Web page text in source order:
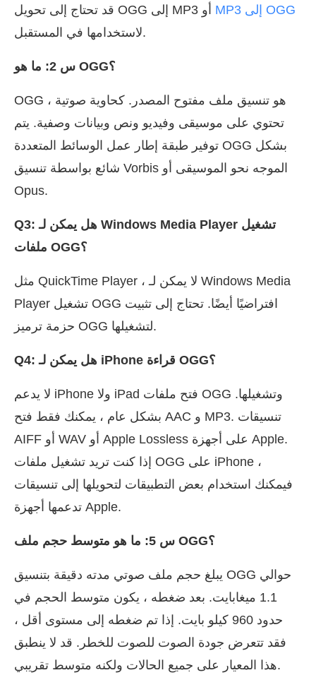
MP3 إلى OGG
لاستخدامها في المستقبل.
س 2: ما هو OGG؟
OGG هو تنسيق ملف مفتوح المصدر. كحاوية صوتية ،
تحتوي على موسيقى وفيديو ونص وبيانات وصفية. يتم
توفير طبقة إطار عمل الوسائط المتعددة OGG بشكل
شائع بواسطة تنسيق Vorbis الموجه نحو الموسيقى أو
Opus.
Q3: هل يمكن لـ Windows Media Player تشغيل
ملفات OGG؟
مثل QuickTime Player ، لا يمكن لـ Windows Media
Player تشغيل OGG افتراضيًا أيضًا. تحتاج إلى تثبيت
حزمة ترميز OGG لتشغيلها.
Q4: هل يمكن لـ iPhone قراءة OGG؟
لا يدعم iPhone ولا iPad فتح ملفات OGG وتشغيلها.
بشكل عام ، يمكنك فقط فتح AAC و MP3. تنسيقات
AIFF أو WAV أو Apple Lossless على أجهزة Apple.
إذا كنت تريد تشغيل ملفات OGG على iPhone ،
فيمكنك استخدام بعض التطبيقات لتحويلها إلى تنسيقات
تدعمها أجهزة Apple.
س 5: ما هو متوسط حجم ملف OGG؟
يبلغ حجم ملف صوتي مدته دقيقة بتنسيق OGG حوالي
1.1 ميغابايت. بعد ضغطه ، يكون متوسط الحجم في
حدود 960 كيلو بايت. إذا تم ضغطه إلى مستوى أقل ،
فقد تتعرض جودة الصوت للصوت للخطر. قد لا ينطبق
هذا المعيار على جميع الحالات ولكنه متوسط تقريبي.